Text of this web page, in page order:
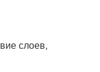
слоев,